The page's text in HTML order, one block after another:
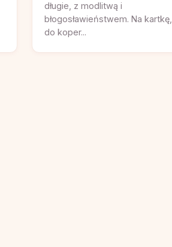
długie, z modlitwą i
błogosławieństwem. Na kartkę,
do koper...